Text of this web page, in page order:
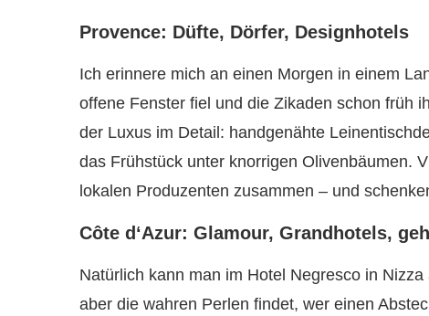
Provence: Düfte, Dörfer, Designhotels
Ich erinnere mich an einen Morgen in einem
offene Fenster fiel und die Zikaden schon früh
der Luxus im Detail: handgenähte
das Frühstück unter knorrigen Olivenbäumen.
lokalen Produzenten zusammen – und
Côte d‘Azur: Glamour, Grandhotels,
Natürlich kann man im Hotel Negresco in
aber die wahren Perlen findet, wer einen